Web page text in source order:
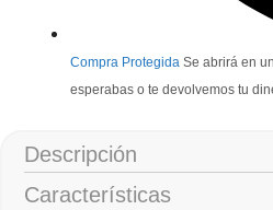
Compra Protegida Se abrirá en
esperabas o te devolvemos tu
Descripción
Características